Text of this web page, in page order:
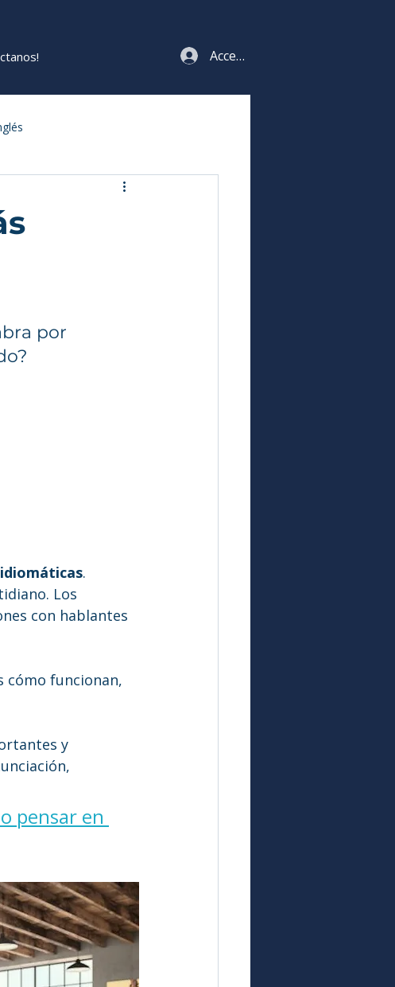
Acceso estudiantes
por
.
Los
con hablantes
cómo funcionan,
y
pensar en